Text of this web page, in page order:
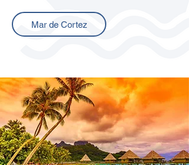
Mar de Cortez